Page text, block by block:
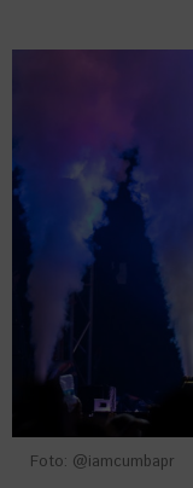
Foto: @iamcumbapr